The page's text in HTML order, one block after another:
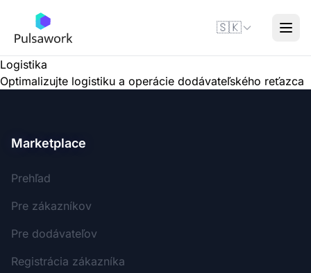
🇸🇰
Logistika
Optimalizujte logistiku a operácie dodávateľského reťazca
Marketplace
Prehľad
Pre zákazníkov
Pre dodávateľov
Registrácia zákazníka